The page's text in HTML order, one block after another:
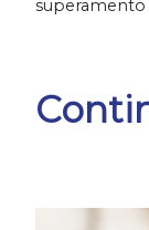
superamento